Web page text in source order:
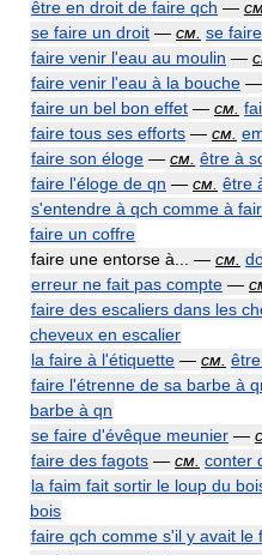
être en droit de faire qch —
se faire un droit — см. se
faire venir l'eau au moulin —
faire venir l'eau à la bouche —
faire un bel bon effet — см.
faire tous ses efforts — см.
faire son éloge — см. être à
faire l'éloge de qn — см. être
s'entendre à qch comme à
faire un coffre
faire une entorse à... — см.
erreur ne fait pas compte —
faire des escaliers dans les
cheveux en escalier
la faire à l'étiquette — см.
faire l'étrenne de sa barbe à
barbe à qn
se faire d'évêque meunier —
faire des fagots — см. conter
la faim fait sortir le loup du
bois
faire qch comme s'il y avait le